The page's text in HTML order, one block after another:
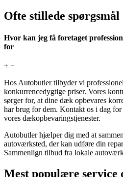
Ofte stillede spørgsmål
Hvor kan jeg få foretaget
for
+ −
Hos Autobutler tilbyder vi
konkurrencedygtige priser. Vores
sørger for, at dine dæk opbevares
har brug for dem. Kontakt os i dag
vores dækopbevaringstjenester.
Autobutler hjælper dig med at
autoværksted, der kan udføre din
Sammenlign tilbud fra lokale
Mest populære service